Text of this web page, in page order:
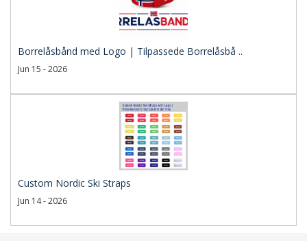
Borrelåsbånd med Logo | Tilpassede Borrelåsbå ..
Jun 15 - 2026
Custom Nordic Ski Straps
Jun 14 - 2026